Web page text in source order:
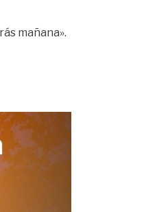
mañana».